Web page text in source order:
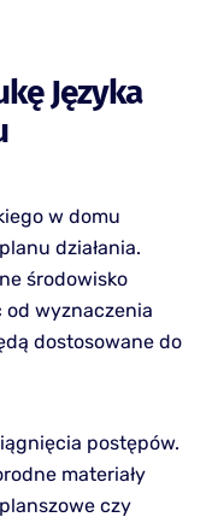
Języka
w domu
działania.
środowisko
od wyznaczenia
dostosowane do
postępów.
materiały
czy